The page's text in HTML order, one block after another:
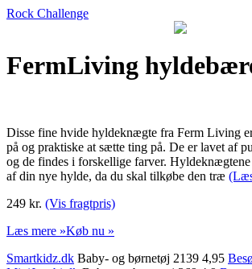
Rock Challenge
FermLiving
Disse fine hvide hyldeknægte fra Ferm Living
på og praktiske at sætte ting på. De er lavet af
og de findes i forskellige farver. Hyldeknægtene
af din nye hylde, da du skal tilkøbe den træ
249 kr. (Vis fragtpris)
Læs mere »Køb nu »
Smartkidz.dk Baby- og børnetøj 2139 4,95